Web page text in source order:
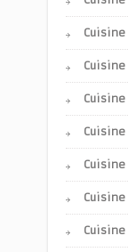
Cuisine
Cuisine